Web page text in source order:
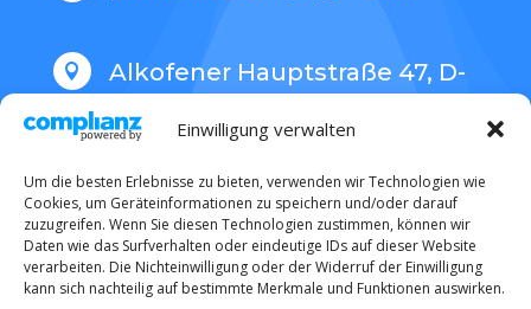
Einwilligung verwalten
Um die besten Erlebnisse zu bieten, verwenden wir Technologien wie
Cookies, um Geräteinformationen zu speichern und/oder darauf
zuzugreifen. Wenn Sie diesen Technologien zustimmen, können wir
Daten wie das Surfverhalten oder eindeutige IDs auf dieser Website
verarbeiten. Die Nichteinwilligung oder der Widerruf der Einwilligung
kann sich nachteilig auf bestimmte Merkmale und Funktionen auswirken.

Alkofener Hauptstraße 47, D-
94474 Vilshofen
Jetzt Termin anfragen!